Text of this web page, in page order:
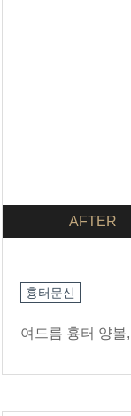
AFTER
흉터문신
여드름 흉터 양볼